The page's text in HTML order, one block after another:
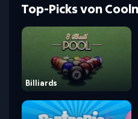
Top-Picks von
Billiards